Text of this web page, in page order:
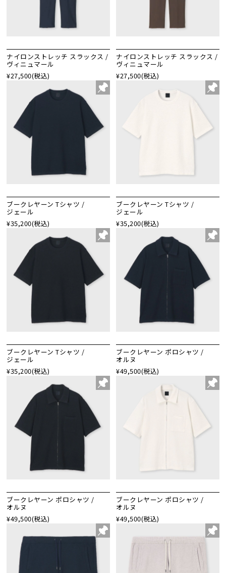
ナイロンストレッチ スラックス /
ヴィニュマール
¥27,500(税込)
ナイロンストレッチ スラックス /
ヴィニュマール
¥27,500(税込)
ブークレヤーン Tシャツ /
ジェール
¥35,200(税込)
ブークレヤーン Tシャツ /
ジェール
¥35,200(税込)
ブークレヤーン Tシャツ /
ジェール
¥35,200(税込)
ブークレヤーン ポロシャツ /
オルヌ
¥49,500(税込)
ブークレヤーン ポロシャツ /
オルヌ
¥49,500(税込)
ブークレヤーン ポロシャツ /
オルヌ
¥49,500(税込)